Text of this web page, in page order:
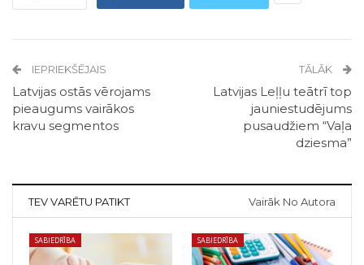
IEPRIEKŠĒJAIS
Latvijas ostās vērojams
pieaugums vairākos
kravu segmentos
TĀLĀK
Latvijas Leļļu teātrī top
jauniestudējums
pusaudžiem “Vaļa
dziesma”
TEV VARĒTU PATIKT Vairāk No Autora
SABIEDRĪBA SABIEDRĪBA